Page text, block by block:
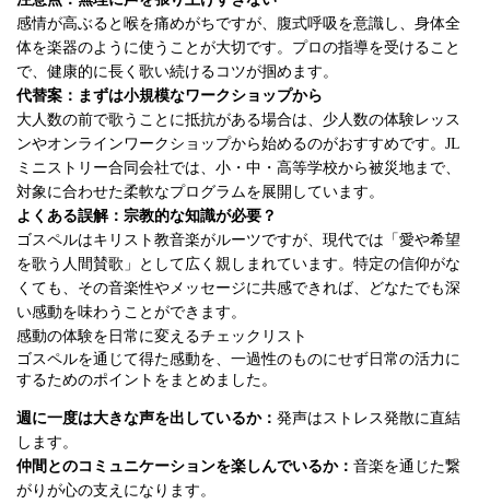
感情が高ぶると喉を痛めがちですが、腹式呼吸を意識し、身体全
体を楽器のように使うことが大切です。プロの指導を受けること
で、健康的に長く歌い続けるコツが掴めます。
代替案：まずは小規模なワークショップから
大人数の前で歌うことに抵抗がある場合は、少人数の体験レッス
ンやオンラインワークショップから始めるのがおすすめです。JL
ミニストリー合同会社では、小・中・高等学校から被災地まで、
対象に合わせた柔軟なプログラムを展開しています。
よくある誤解：宗教的な知識が必要？
ゴスペルはキリスト教音楽がルーツですが、現代では「愛や希望
を歌う人間賛歌」として広く親しまれています。特定の信仰がな
くても、その音楽性やメッセージに共感できれば、どなたでも深
い感動を味わうことができます。
感動の体験を日常に変えるチェックリスト
ゴスペルを通じて得た感動を、一過性のものにせず日常の活力に
するためのポイントをまとめました。
週に一度は大きな声を出しているか： 発声はストレス発散に直結
します。
仲間とのコミュニケーションを楽しんでいるか： 音楽を通じた繋
がりが心の支えになります。